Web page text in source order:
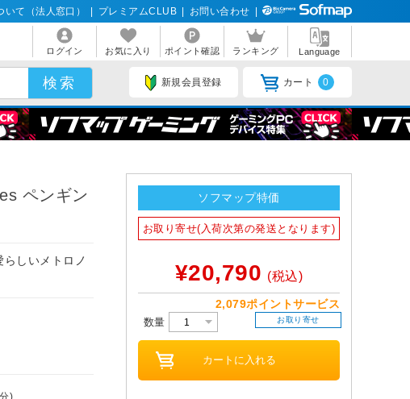
て（法人窓口） プレミアムCLUB お問い合わせ
ログイン お気に入り ポイント確認 ランキング Language
新規会員登録 カート 0
ペンギン
しいメトロノ
)
ソフマップ特価
お取り寄せ(入荷次第の発送となります)
¥20,790 (税込)
2,079ポイントサービス
数量 お取り寄せ